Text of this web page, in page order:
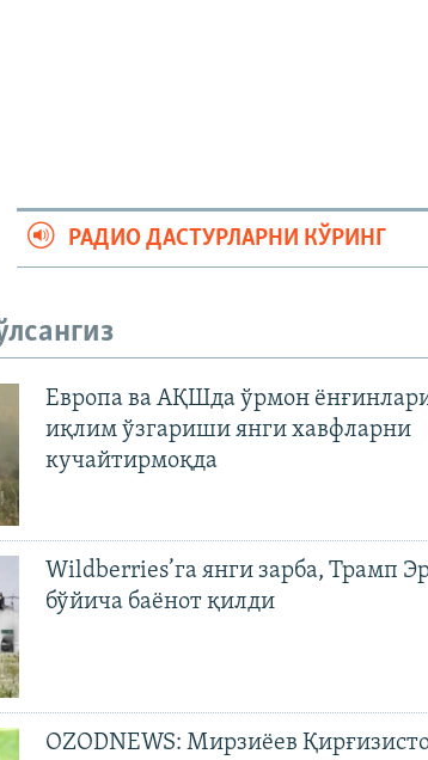
РАДИО ДАСТУРЛАРНИ КЎРИНГ
Европа ва АҚШда ўрмон
иқлим ўзгариши янги хавфларни
кучайтирмоқда
Wildberries’га янги зарба, Трамп
бўйича баёнот қилди
OZODNEWS: Мирзиёев